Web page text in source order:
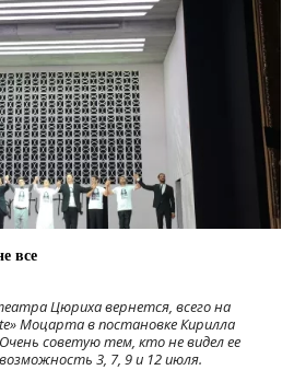
все
Цюриха вернется, всего на
Моцарта в постановке Кирилла
советую тем, кто не видел ее
3, 7, 9 и 12 июля.